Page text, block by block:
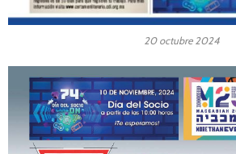
20 octubre 2024